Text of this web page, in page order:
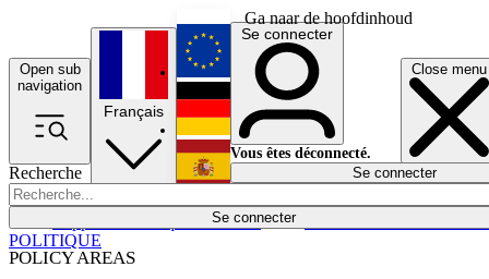
Ga naar de hoofdinhoud
Open sub
navigation
Close menu
Recherche
Se connecter
POLICY AREAS
Économie
Français
English
Deutsch
Español
Se connecter
Vous êtes déconnecté.
Se connecter
POLITIQUE